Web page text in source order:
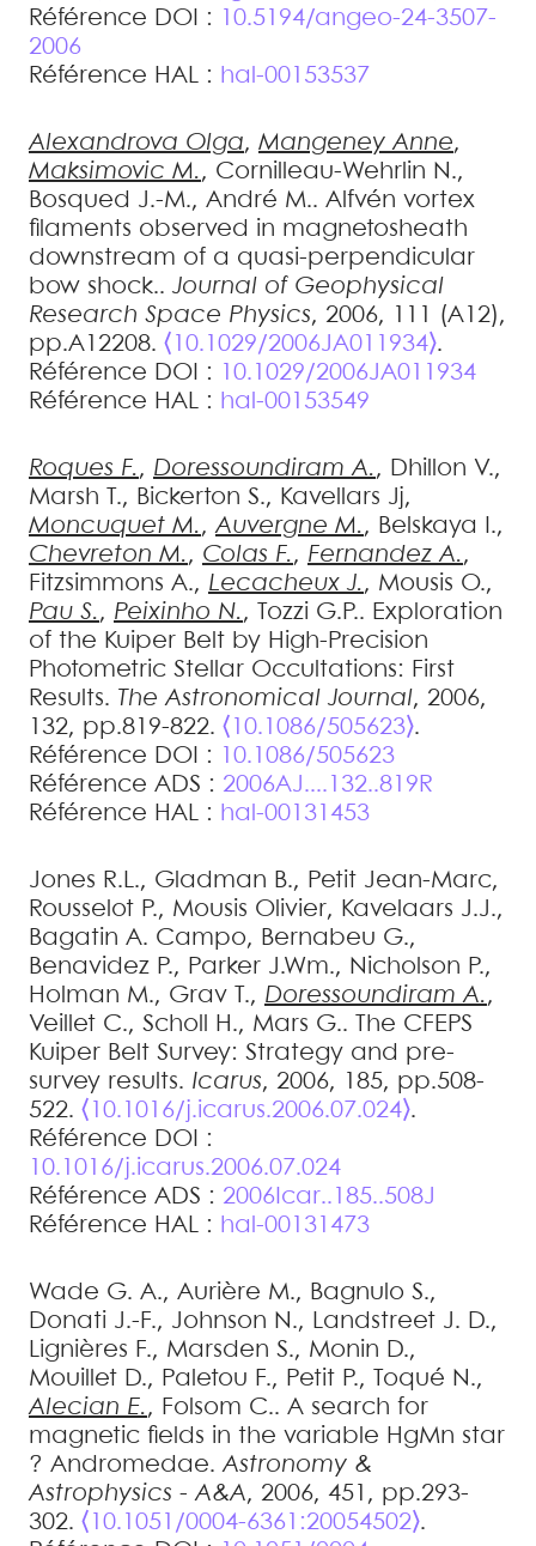
Référence DOI :
10.5194/angeo-24-3507-
2006
Référence HAL : hal-00153537
Alexandrova Olga, Mangeney Anne,
Maksimovic M., Cornilleau-Wehrlin N.,
Bosqued J.-M., André M.. Alfvén vortex
filaments observed in magnetosheath
downstream of a quasi-perpendicular
bow shock.. Journal of Geophysical
Research Space Physics, 2006, 111 (A12),
pp.A12208. ⟨10.1029/2006JA011934⟩.
Référence DOI :
10.1029/2006JA011934
Référence HAL : hal-00153549
Roques F., Doressoundiram A., Dhillon V.,
Marsh
T., Bickerton S., Kavellars Jj,
Moncuquet M.,Auvergne M., Belskaya I.,
Chevreton M., Colas F., Fernandez A.,
Fitzsimmons A., Lecacheux J., Mousis O.,
Pau S., Peixinho N., Tozzi G.P.. Exploration
of the Kuiper Belt by High-Precision
Photometric Stellar Occultations: First
Results. The Astronomical Journal, 2006,
132, pp.819-822. ⟨10.1086/505623⟩.
Référence DOI :
10.1086/505623
Référence ADS : 2006AJ....132..819R
Référence HAL : hal-00131453
Jones R.L., Gladman B., Petit Jean-Marc,
Rousselot P., Mousis Olivier, Kavelaars J.J.,
Bagatin A. Campo, Bernabeu G.,
Benavidez P., Parker J.Wm., Nicholson P.,
Holman M., Grav T., Doressoundiram A.,
Veillet C., Scholl H., Mars G..
The CFEPS
Kuiper Belt Survey: Strategy and pre-
survey results. Icarus, 2006, 185, pp.508-
522. ⟨10.1016/j.icarus.2006.07.024⟩.
Référence DOI :
10.1016/j.icarus.2006.07.024
Référence ADS : 2006Icar..185..508J
Référence HAL : hal-00131473
Wade G. A., Aurière M., Bagnulo S.,
Donati J.-F., Johnson N., Landstreet J. D.,
Lignières F., Marsden S., Monin D.,
Mouillet D., Paletou F., Petit P., Toqué N.,
Alecian E., Folsom C.. A search for
magnetic fields in the variable HgMn star
? Andromedae.Astronomy &
Astrophysics - A&A, 2006, 451, pp.293-
302. ⟨10.1051/0004-6361:20054502⟩.